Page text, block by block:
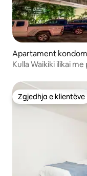
Apartament
Kulla Waikiki ilikai
Zgjedhja e klientëve
Zgjedhja e klientëve